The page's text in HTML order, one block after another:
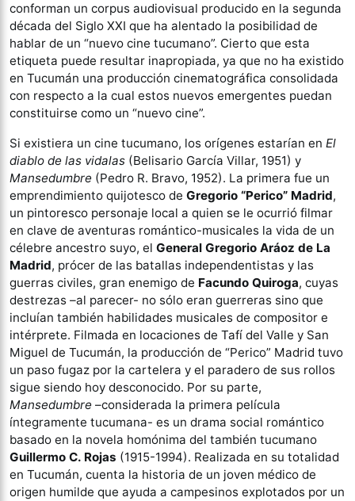
conforman un corpus audiovisual producido en la segunda
década del Siglo XXI que ha alentado la posibilidad de
hablar de un “nuevo cine tucumano”. Cierto que esta
etiqueta puede resultar inapropiada, ya que no ha existido
en Tucumán una producción cinematográfica consolidada
con respecto a la cual estos nuevos emergentes puedan
constituirse como un “nuevo cine”.
Si existiera un cine tucumano, los orígenes estarían en El
diablo de las vidalas (Belisario García Villar, 1951) y
Mansedumbre (Pedro R. Bravo, 1952). La primera fue un
emprendimiento quijotesco de Gregorio “Perico” Madrid,
un pintoresco personaje local a quien se le ocurrió filmar
en clave de aventuras romántico-musicales la vida de un
célebre ancestro suyo, el General Gregorio Aráoz de La
Madrid, prócer de las batallas independentistas y las
guerras civiles, gran enemigo de Facundo Quiroga, cuyas
destrezas –al parecer- no sólo eran guerreras sino que
incluían también habilidades musicales de compositor e
intérprete. Filmada en locaciones de Tafí del Valle y San
Miguel de Tucumán, la producción de “Perico” Madrid tuvo
un paso fugaz por la cartelera y el paradero de sus rollos
sigue siendo hoy desconocido. Por su parte,
Mansedumbre –considerada la primera película
íntegramente tucumana- es un drama social romántico
basado en la novela homónima del también tucumano
Guillermo C. Rojas (1915-1994). Realizada en su totalidad
en Tucumán, cuenta la historia de un joven médico de
origen humilde que ayuda a campesinos explotados por un